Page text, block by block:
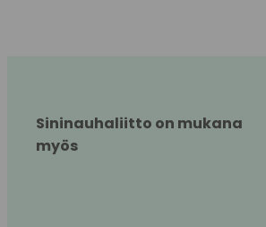
Sininauhaliitto on mukana
myös